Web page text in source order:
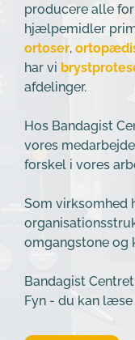
producere alle
hjælpemidler
ortoser,
har vi
afdelinger.
Hos Bandagist
vores
forskel i vores
Som virksomhed
omgangstone og
Bandagist
Fyn - du kan læse